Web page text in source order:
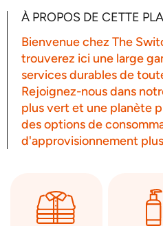
À PROPOS DE CETTE
Bienvenue chez The
trouverez ici une large
services durables de
Rejoignez-nous dans
plus vert et une planète
des options de
d'approvisionnement